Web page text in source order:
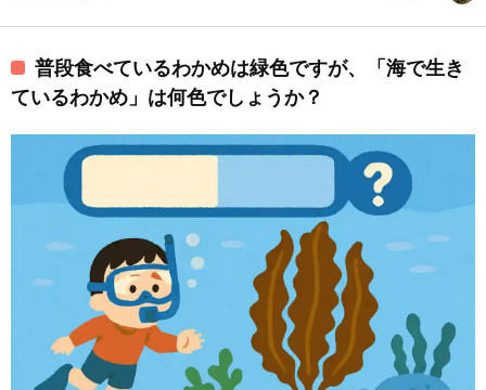
普段食べているわかめは緑色ですが、「海で生き
ているわかめ」は何色でしょうか？